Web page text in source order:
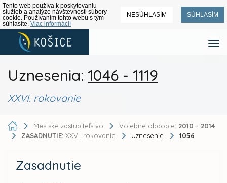
Tento web používa k poskytovaniu
služieb a analýze návštevnosti súbory
cookie. Používaním tohto webu s tým
súhlasíte. Viac informácií
NESÚHLASÍM SÚHLASÍM
Uznesenia: 1046 - 1119
XXVI. rokovanie
Mestské zastupiteľstvo Volebné obdobie: 2010 - 2014
ZASADNUTIE: XXVI. rokovanie Uznesenie 1056
Zasadnutie